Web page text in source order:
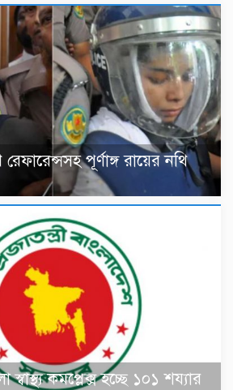
পূর্ণাঙ্গ রায়ের নথি
কমপ্লেক্স হচ্ছে ১০১ শয্যার